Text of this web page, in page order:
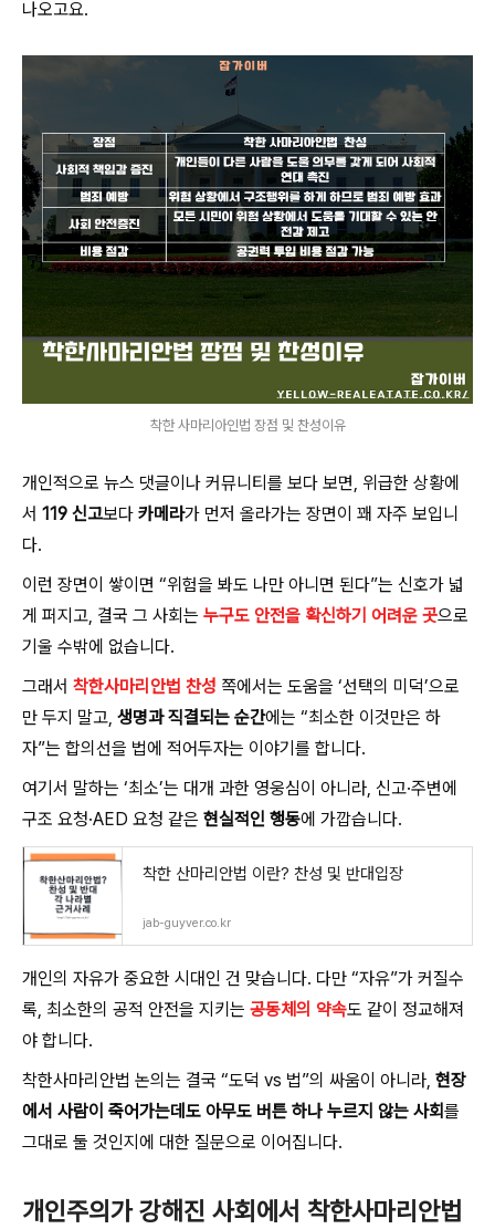
나오고요.
착한 사마리아인법 장점 및 찬성이유
개인적으로 뉴스 댓글이나 커뮤니티를 보다 보면, 위급한 상황에
서 119 신고보다 카메라가 먼저 올라가는 장면이 꽤 자주 보입니
다.
이런 장면이 쌓이면 “위험을 봐도 나만 아니면 된다”는 신호가 넓
게 퍼지고, 결국 그 사회는 누구도 안전을 확신하기 어려운 곳으로
기울 수밖에 없습니다.
그래서 착한사마리안법 찬성 쪽에서는 도움을 ‘선택의 미덕’으로
만 두지 말고, 생명과 직결되는 순간에는 “최소한 이것만은 하
자”는 합의선을 법에 적어두자는 이야기를 합니다.
여기서 말하는 ‘최소’는 대개 과한 영웅심이 아니라, 신고·주변에
구조 요청·AED 요청 같은 현실적인 행동에 가깝습니다.
착한 산마리안법 이란? 찬성 및 반대입장
jab-guyver.co.kr
개인의 자유가 중요한 시대인 건 맞습니다. 다만 “자유”가 커질수
록, 최소한의 공적 안전을 지키는 공동체의 약속도 같이 정교해져
야 합니다.
착한사마리안법 논의는 결국 “도덕 vs 법”의 싸움이 아니라, 현장
에서 사람이 죽어가는데도 아무도 버튼 하나 누르지 않는 사회를
그대로 둘 것인지에 대한 질문으로 이어집니다.
개인주의가 강해진 사회에서 착한사마리안법